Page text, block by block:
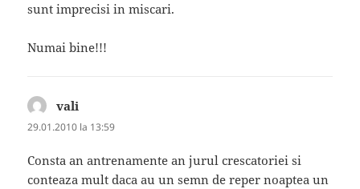
sunt imprecisi in miscari.
Numai bine!!!
vali
29.01.2010 la 13:59
Consta an antrenamente an jurul crescatoriei si
conteaza mult daca au un semn de reper noaptea un